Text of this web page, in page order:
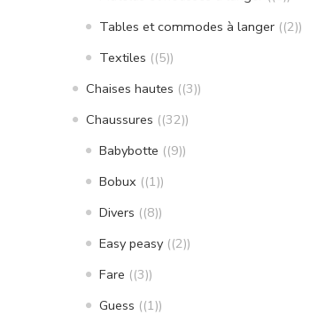
Tables et commodes à langer (2)
Textiles (5)
Chaises hautes (3)
Chaussures (32)
Babybotte (9)
Bobux (1)
Divers (8)
Easy peasy (2)
Fare (3)
Guess (1)